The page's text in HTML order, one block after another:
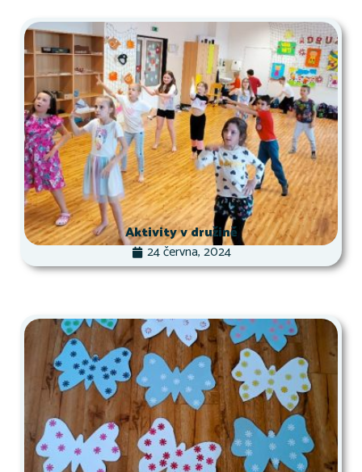
Aktivity v družině
24 června, 2024